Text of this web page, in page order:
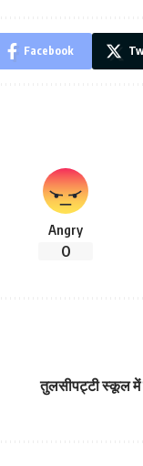
Facebook
Angry
0
तुलसीपट्टी स्कूल में